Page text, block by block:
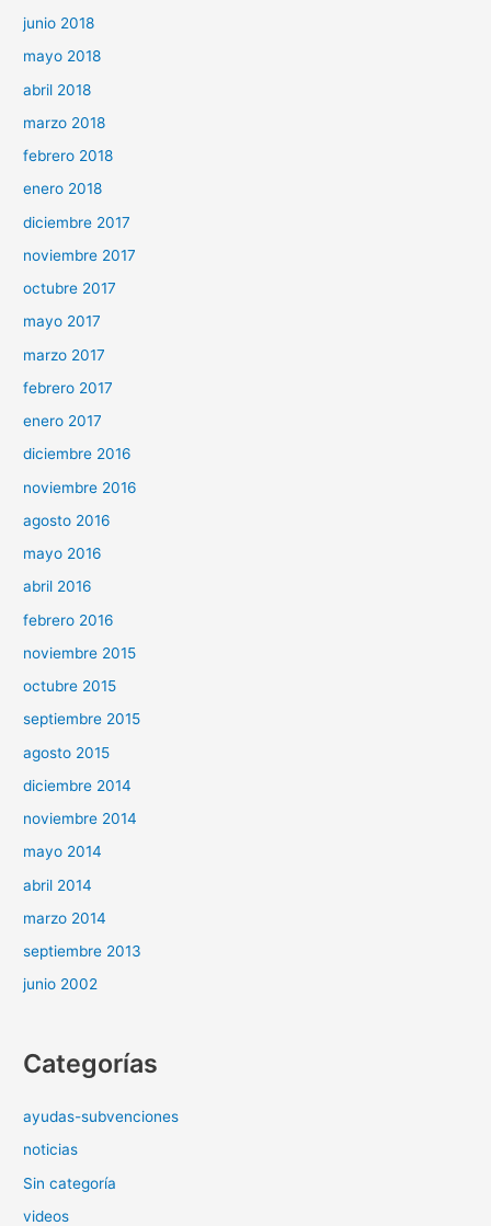
junio 2018
mayo 2018
abril 2018
marzo 2018
febrero 2018
enero 2018
diciembre 2017
noviembre 2017
octubre 2017
mayo 2017
marzo 2017
febrero 2017
enero 2017
diciembre 2016
noviembre 2016
agosto 2016
mayo 2016
abril 2016
febrero 2016
noviembre 2015
octubre 2015
septiembre 2015
agosto 2015
diciembre 2014
noviembre 2014
mayo 2014
abril 2014
marzo 2014
septiembre 2013
junio 2002
Categorías
ayudas-subvenciones
noticias
Sin categoría
videos